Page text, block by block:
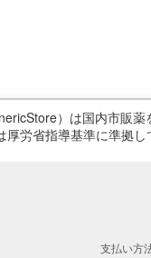
）は国内市販
労省指導基準に準拠し
支払い方